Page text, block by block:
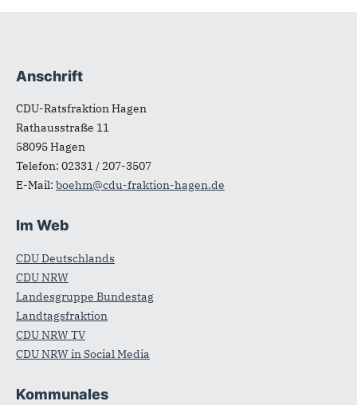
Fußbereich
Anschrift
CDU-Ratsfraktion Hagen
Rathausstraße 11
58095Hagen
Telefon: 02331 / 207-3507
E-Mail: boehm@cdu-fraktion-hagen.de
Im Web
CDU Deutschlands
CDU NRW
Landesgruppe Bundestag
Landtagsfraktion
CDU NRW TV
CDU NRW in Social Media
Kommunales